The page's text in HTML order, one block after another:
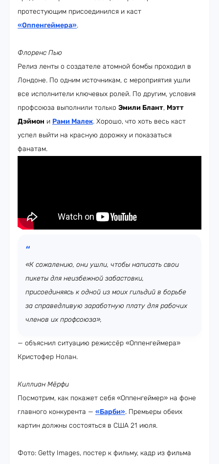
протестующим присоединился и каст
«Оппенгеймера».
Флоренс Пью
Релиз ленты о создателе атомной бомбы проходил в
Лондоне. По одним источникам, с мероприятия ушли
все исполнители ключевых ролей. По другим, условия
профсоюза выполнили только Эмили Блант, Мэтт
Дэймон и Рами Малек. Хорошо, что хоть весь каст
успел выйти на красную дорожку и показаться
фанатам.
«К сожалению, они ушли, чтобы написать свои
пикеты для неизбежной забастовки,
присоединяясь к одной из моих гильдий в борьбе
за справедливую заработную плату для рабочих
членов их профсоюза»,
— объяснил ситуацию режиссёр «Оппенгеймера»
Кристофер Нолан.
Киллиан Мёрфи
Посмотрим, как покажет себя «Оппенгеймер» на фоне
главного конкурента — «Барби». Премьеры обеих
картин должны состояться в США 21 июля.
Фото: Getty Images, постер к фильму, кадр из фильма